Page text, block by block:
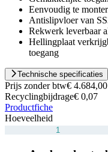
Eenvoudig te
Antislipvloer van
Rekwerk leverbaar
Hellingplaat
toegang
Technische specificaties
Prijs zonder btw€ 4.684,00
Recyclingbijdrage€ 0,07
Productfiche
Hoeveelheid